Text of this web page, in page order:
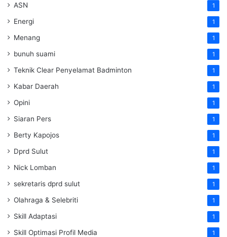
ASN 1
Energi 1
Menang 1
bunuh suami 1
Teknik Clear Penyelamat Badminton 1
Kabar Daerah 1
Opini 1
Siaran Pers 1
Berty Kapojos 1
Dprd Sulut 1
Nick Lomban 1
sekretaris dprd sulut 1
Olahraga & Selebriti 1
Skill Adaptasi 1
Skill Optimasi Profil Media 1